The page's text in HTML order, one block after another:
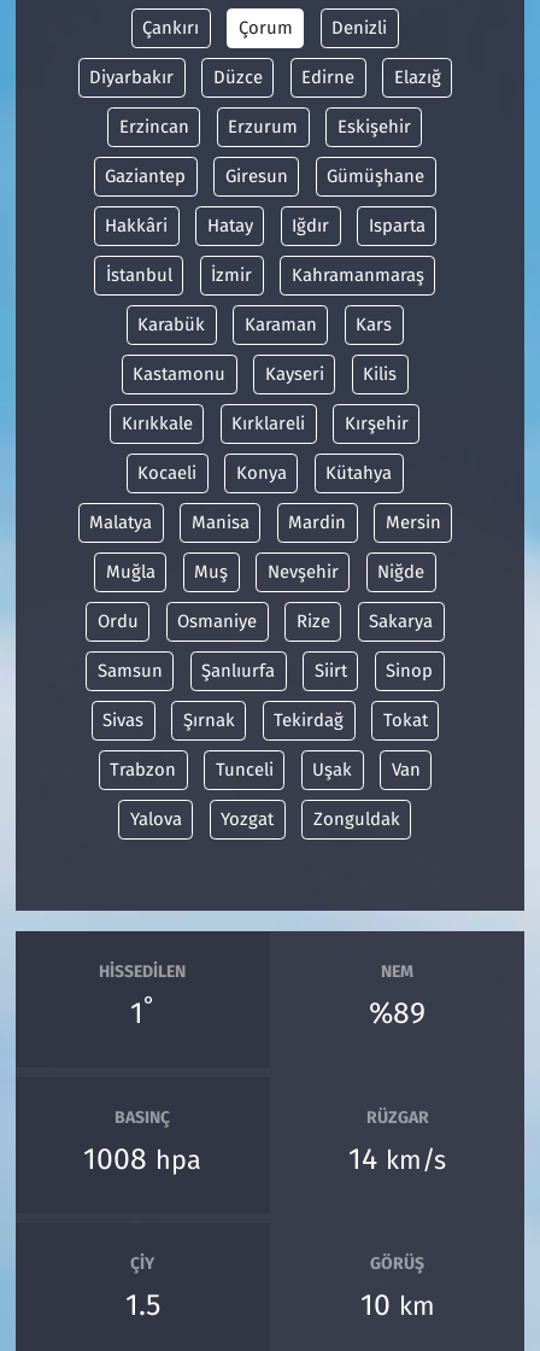
Çankırı Çorum Denizli
Diyarbakır Düzce Edirne Elazığ
Erzincan Erzurum Eskişehir
Gaziantep Giresun Gümüşhane
Hakkâri Hatay Iğdır Isparta
İstanbul İzmir Kahramanmaraş
Karabük Karaman Kars
Kastamonu Kayseri Kilis
Kırıkkale Kırklareli Kırşehir
Kocaeli Konya Kütahya
Malatya Manisa Mardin Mersin
Muğla Muş Nevşehir Niğde
Ordu Osmaniye Rize Sakarya
Samsun Şanlıurfa Siirt Sinop
Sivas Şırnak Tekirdağ Tokat
Trabzon Tunceli Uşak Van
Yalova Yozgat Zonguldak
HISSEDILEN
1°
NEM
%89
BASINÇ
1008 hpa
RÜZGAR
14 km/s
ÇIY
1.5
GÖRÜŞ
10 km